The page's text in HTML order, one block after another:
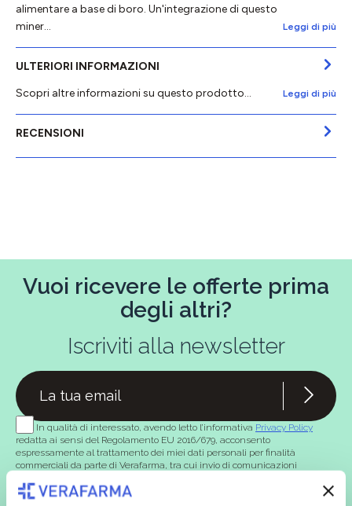
alimentare a base di boro. Un'integrazione di questo
miner…
Leggi di più
ULTERIORI INFORMAZIONI
Scopri altre informazioni su questo prodotto...
Leggi di più
RECENSIONI
Vuoi ricevere le offerte prima
degli altri?
Iscriviti alla newsletter
In qualità di interessato, avendo letto l’informativa Privacy Policy
redatta ai sensi del Regolamento EU 2016/679, acconsento
espressamente al trattamento dei miei dati personali per finalità
commerciali da parte di Verafarma, tra cui invio di comunicazioni
con inviti e comunicazioni commerciali - e modalità tradizionali, quali ad
es. posta cartacea)